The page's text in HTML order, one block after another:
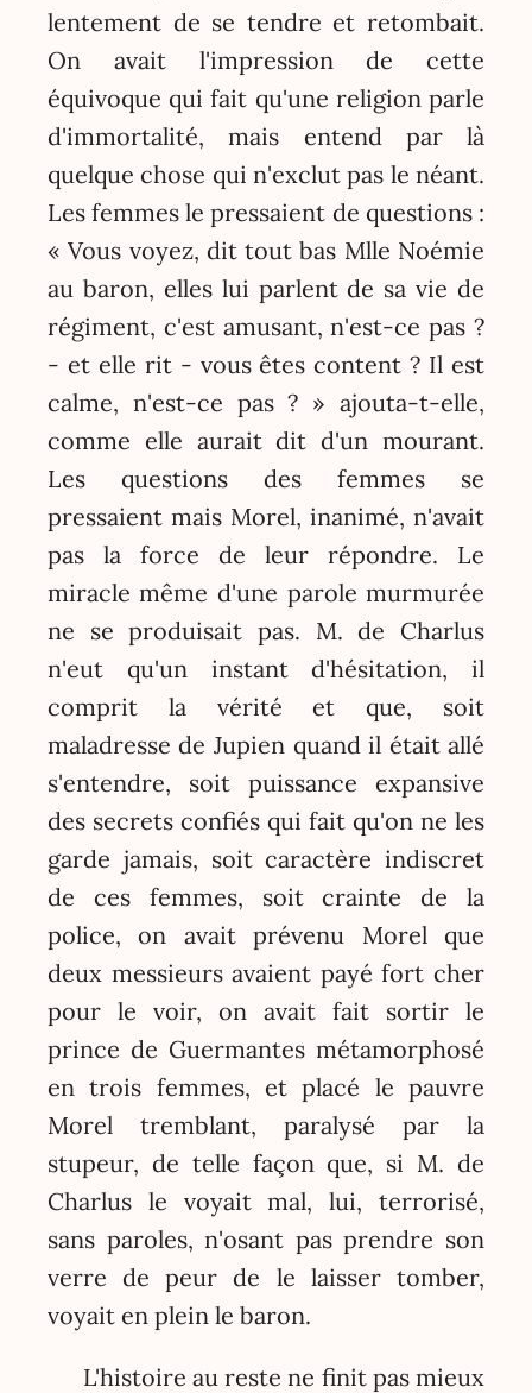
lentement de se tendre et retombait.
On avait l'impression de cette
équivoque qui fait qu'une religion parle
d'immortalité, mais entend par là
quelque chose qui n'exclut pas le néant.
Les femmes le pressaient de questions :
« Vous voyez, dit tout bas Mlle Noémie
au baron, elles lui parlent de sa vie de
régiment, c'est amusant, n'est-ce pas ?
- et elle rit - vous êtes content ? Il est
calme, n'est-ce pas ? » ajouta-t-elle,
comme elle aurait dit d'un mourant.
Les questions des femmes se
pressaient mais Morel, inanimé, n'avait
pas la force de leur répondre. Le
miracle même d'une parole murmurée
ne se produisait pas. M. de Charlus
n'eut qu'un instant d'hésitation, il
comprit la vérité et que, soit
maladresse de Jupien quand il était allé
s'entendre, soit puissance expansive
des secrets confiés qui fait qu'on ne les
garde jamais, soit caractère indiscret
de ces femmes, soit crainte de la
police, on avait prévenu Morel que
deux messieurs avaient payé fort cher
pour le voir, on avait fait sortir le
prince de Guermantes métamorphosé
en trois femmes, et placé le pauvre
Morel tremblant, paralysé par la
stupeur, de telle façon que, si M. de
Charlus le voyait mal, lui, terrorisé,
sans paroles, n'osant pas prendre son
verre de peur de le laisser tomber,
voyait en plein le baron.
L'histoire au reste ne finit pas mieux